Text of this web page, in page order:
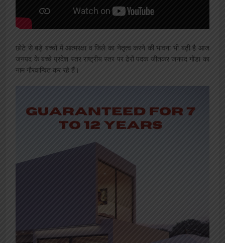
छोटे से बड़े बच्चों में आत्मरक्षा व जिले का नेतृत्व करने की भावना भी बढ़ी है आज
जनपद के बच्चे प्रदेश स्तर राष्ट्रीय स्तर पर ढेरों पदक जीतकर जनपद गोंडा का
नाम गौरवान्वित कर रहे हैं।